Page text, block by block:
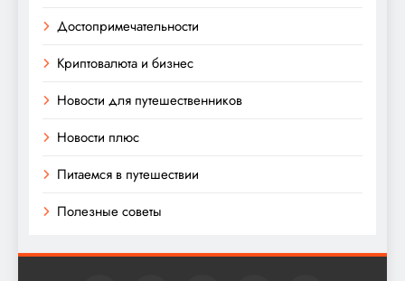
Достопримечательности
Криптовалюта и бизнес
Новости для путешественников
Новости плюс
Питаемся в путешествии
Полезные советы